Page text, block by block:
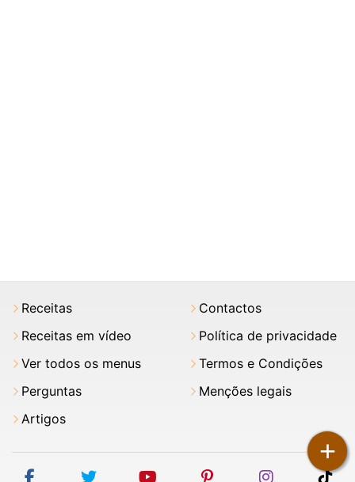
+
Receitas
Receitas em vídeo
Ver todos os menus
Perguntas
Artigos
Contactos
Política de privacidade
Termos e Condições
Menções legais
facebooktwitter youtubepinterestinstagram